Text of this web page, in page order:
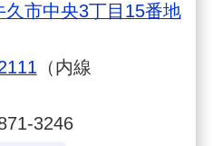
久市中央3丁目15番地
（内線
3246